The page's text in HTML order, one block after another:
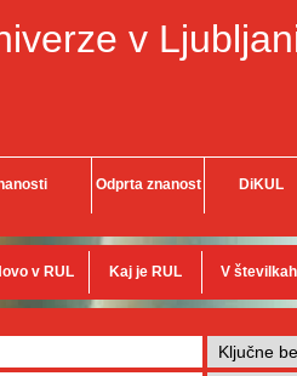
v
Odprta znanost DiKUL
v RUL Kaj je RUL V številkah